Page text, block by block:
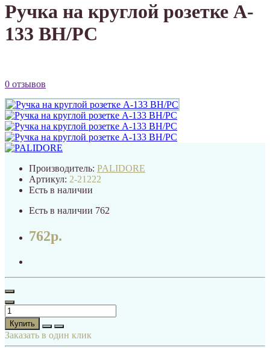
Ручка на круглой розетке A-
133 BH/PC
0 отзывов
Производитель: PALIDORE
Артикул: 2-21222
Есть в наличии
Есть в наличии 762
762р.
Купить
Заказать в один клик